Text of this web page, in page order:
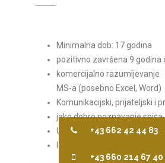
Minimalna dob: 17 godina
pozitivno završena 9 godina
komercijalno razumijevanje
MS-a (posebno Excel, Word)
Komunikacijski, prijateljski i
jako dobro poznavanje spisa
Užitak u radu s ljudima
+43 662 42 44 83
+43 660 214 67 40